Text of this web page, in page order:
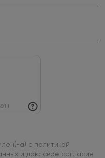
а) с политикой
и даю свое согласие